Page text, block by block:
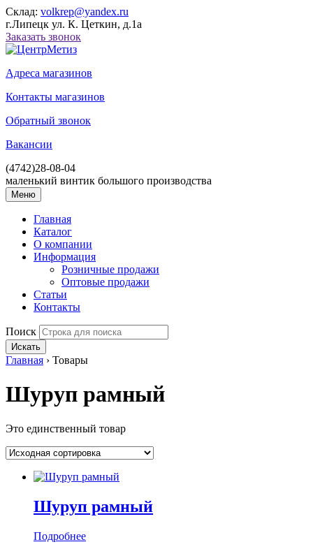
Склад: volkrep@yandex.ru
г.Липецк ул. К. Цеткин, д.1а
Заказать звонок
Адреса магазинов
Контакты магазинов
Обратный звонок
Вакансии
(4742)28-08-04
маленький винтик большого производства
Меню
Главная
Каталог
О компании
Информация
Розничные продажи
Оптовые продажи
Статьи
Контакты
Поиск
Искать
Главная › Товары
Шуруп рамный
Это единственный товар
Шуруп рамный
Подробнее